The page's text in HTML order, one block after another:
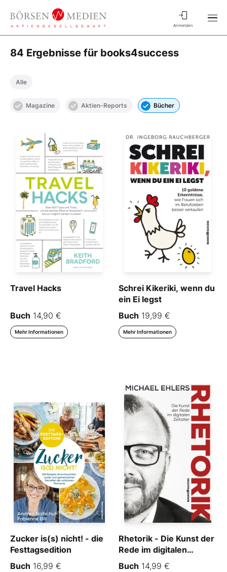
Anmelden
84 Ergebnisse für books4success
Alle
Magazine Aktien-Reports Bücher
Travel Hacks
Buch 14,90 €
Mehr Informationen
Schrei Kikeriki, wenn du
ein Ei legst
Buch 19,99 €
Mehr Informationen
Zucker is(s) nicht! - die
Festtagsedition
Buch 16,99 €
Rhetorik - Die Kunst der
Rede im digitalen
Zeitalter
Buch 14,99 €